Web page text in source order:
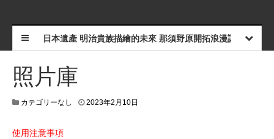
日本遺產 明治貴族描繪的未來 那須野原開拓浪漫譚
照片庫
カテゴリーなし 2023年2月10日
使用注意事項